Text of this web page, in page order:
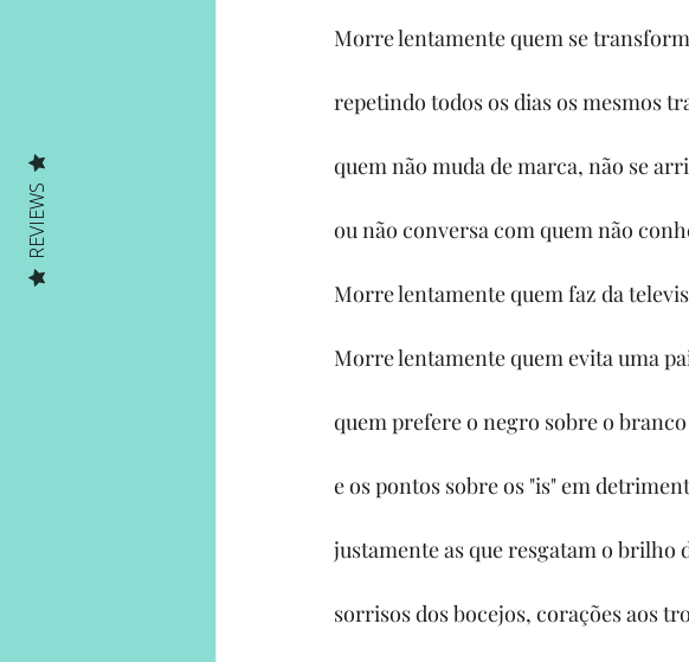
Morre lentamente quem se
repetindo todos os dias os mesmos
quem não muda de marca, não se
ou não conversa com quem não
Morre lentamente quem faz da
Morre lentamente quem evita uma
quem prefere o negro sobre o branco
e os pontos sobre os "is" em
justamente as que resgatam o brilho
sorrisos dos bocejos, corações aos
REVIEWS